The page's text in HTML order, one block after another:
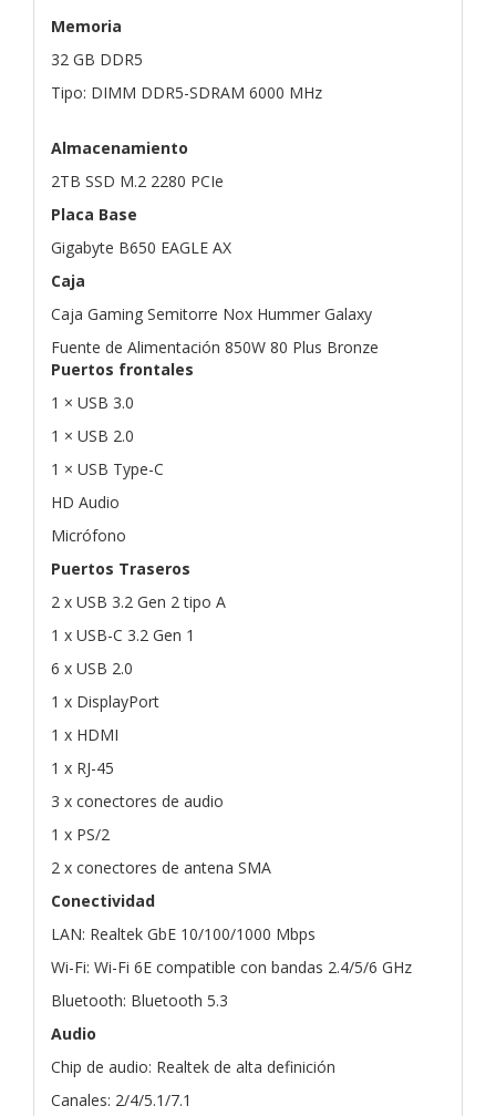
Memoria
32 GB DDR5
Tipo: DIMM DDR5-SDRAM 6000 MHz
Almacenamiento
2TB SSD M.2 2280 PCIe
Placa Base
Gigabyte B650 EAGLE AX
Caja
Caja Gaming Semitorre Nox Hummer Galaxy
Fuente de Alimentación 850W 80 Plus Bronze
Puertos frontales
1 × USB 3.0
1 × USB 2.0
1 × USB Type-C
HD Audio
Micrófono
Puertos Traseros
2 x USB 3.2 Gen 2 tipo A
1 x USB-C 3.2 Gen 1
6 x USB 2.0
1 x DisplayPort
1 x HDMI
1 x RJ-45
3 x conectores de audio
1 x PS/2
2 x conectores de antena SMA
Conectividad
LAN: Realtek GbE 10/100/1000 Mbps
Wi-Fi: Wi-Fi 6E compatible con bandas 2.4/5/6 GHz
Bluetooth: Bluetooth 5.3
Audio
Chip de audio: Realtek de alta definición
Canales: 2/4/5.1/7.1